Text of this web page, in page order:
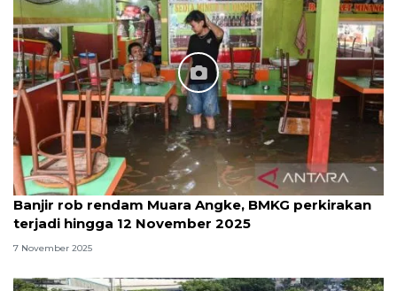
Banjir rob rendam Muara Angke, BMKG perkirakan
terjadi hingga 12 November 2025
7 November 2025